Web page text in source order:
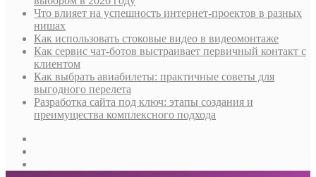
Что влияет на успешность интернет-проектов в разных
нишах
Как использовать стоковые видео в видеомонтаже
Как сервис чат-ботов выстраивает первичный контакт с
клиентом
Как выбрать авиабилеты: практичные советы для
выгодного перелета
Разработка сайта под ключ: этапы создания и
преимущества комплексного подхода